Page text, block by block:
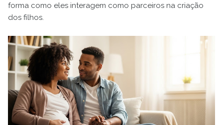
forma como eles interagem como parceiros na criação
dos filhos.